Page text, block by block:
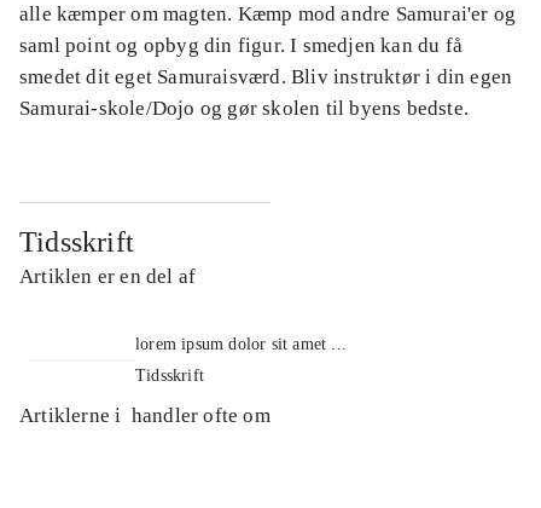
alle kæmper om magten. Kæmp mod andre Samurai'er og
saml point og opbyg din figur. I smedjen kan du få
smedet dit eget Samuraisværd. Bliv instruktør i din egen
Samurai-skole/Dojo og gør skolen til byens bedste.
Tidsskrift
Artiklen er en del af
lorem ipsum dolor sit amet ...
Tidsskrift
Artiklerne i handler ofte om